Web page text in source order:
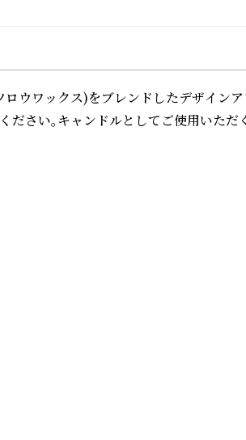
ウワックス)をブレンドしたデザイ
。キャンドルとしてご使用いた